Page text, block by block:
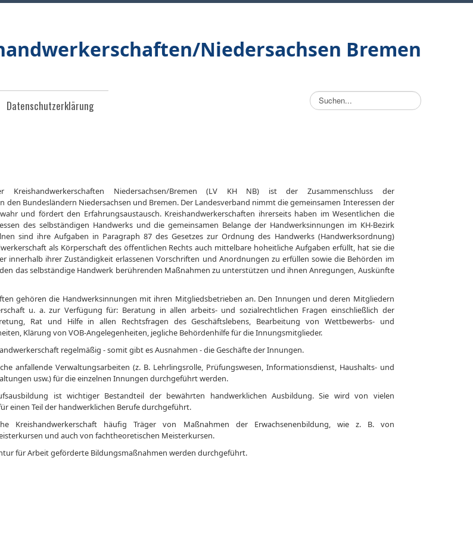
Niedersachsen Bremen
Datenschutzerklärung
Suchen...
Kreishandwerkerschaften Niedersachsen/Bremen (LV KH NB) ist der Zusammenschluss der
den Bundesländern Niedersachsen und Bremen. Der Landesverband nimmt die gemeinsamen Interessen der
und fördert den Erfahrungsaustausch. Kreishandwerkerschaften ihrerseits haben im Wesentlichen die
des selbständigen Handwerks und die gemeinsamen Belange der Handwerksinnungen im KH-Bezirk
sind ihre Aufgaben in Paragraph 87 des Gesetzes zur Ordnung des Handwerks (Handwerksordnung)
als Körperschaft des öffentlichen Rechts auch mittelbare hoheitliche Aufgaben erfüllt, hat sie die
innerhalb ihrer Zuständigkeit erlassenen Vorschriften und Anordnungen zu erfüllen sowie die Behörden im
das selbständige Handwerk berührenden Maßnahmen zu unterstützen und ihnen Anregungen, Auskünfte
gehören die Handwerksinnungen mit ihren Mitgliedsbetrieben an. Den Innungen und deren Mitgliedern
u. a. zur Verfügung für: Beratung in allen arbeits- und sozialrechtlichen Fragen einschließlich der
Rat und Hilfe in allen Rechtsfragen des Geschäftslebens, Bearbeitung von Wettbewerbs- und
Klärung von VOB-Angelegenheiten, jegliche Behördenhilfe für die Innungsmitglieder.
regelmäßig - somit gibt es Ausnahmen - die Geschäfte der Innungen.
anfallende Verwaltungsarbeiten (z. B. Lehrlingsrolle, Prüfungswesen, Informationsdienst, Haushalts- und
usw.) für die einzelnen Innungen durchgeführt werden.
ist wichtiger Bestandteil der bewährten handwerklichen Ausbildung. Sie wird von vielen
einen Teil der handwerklichen Berufe durchgeführt.
Kreishandwerkerschaft häufig Träger von Maßnahmen der Erwachsenenbildung, wie z. B. von
und auch von fachtheoretischen Meisterkursen.
für Arbeit geförderte Bildungsmaßnahmen werden durchgeführt.